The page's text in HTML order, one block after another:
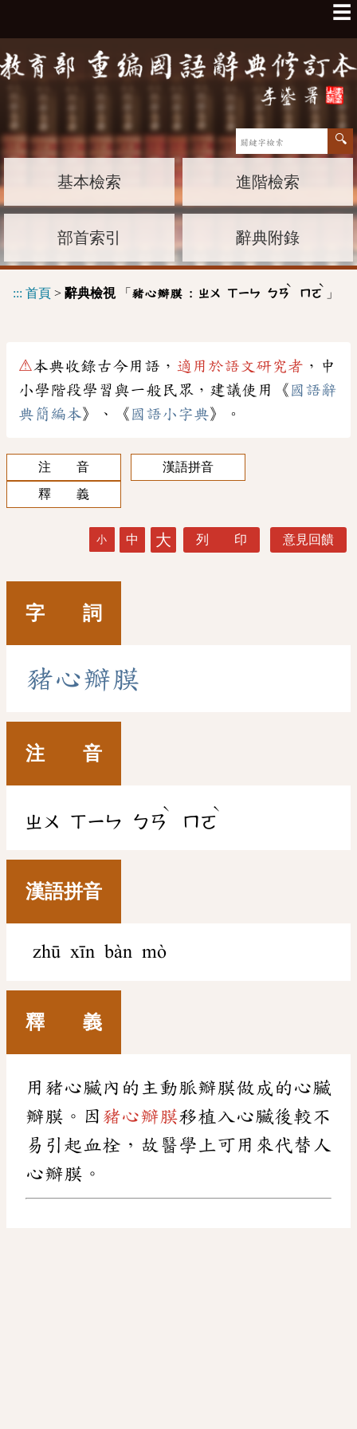
☰
基本檢索 進階檢索
部首索引 辭典附錄
::: 首頁 > 辭典檢視「 豬心瓣膜 : ㄓㄨ ㄒㄧㄣ ㄅㄢ
ˋ
ㄇㄛ
ˋ
」
⚠本典收錄古今用語， 適用於語文研究者 ，中
小學階段學習與一般民眾，建議使用《 國語辭
典簡編本》、《 國語小字典》。
注 音
漢語拼音
釋 義
小 中 大 列 印 意見回饋
字 詞
豬心瓣膜
注 音
ㄓㄨ ㄒㄧㄣ ㄅㄢ
ˋ
ㄇㄛ
ˋ
漢語拼音
zhū xīn bàn mò
釋 義
用豬心臟內的主動脈瓣膜做成的心臟
瓣膜。因 豬心瓣膜移植入心臟後較不
易引起血栓，故醫學上可用來代替人
心瓣膜。